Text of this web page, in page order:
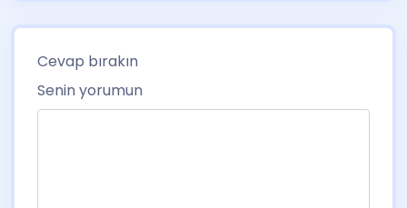
Cevap bırakın
Senin yorumun